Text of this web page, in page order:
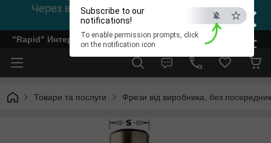
×
ESC
Subscribe to our
notifications!
To enable permission prompts, click
on the notification icon
Через відсутність світла, зв'язок на viber
0978002056
"Rapid" Интернет-магазин деревообрабатывающего
Товари та послуги Фрези від виробника, без